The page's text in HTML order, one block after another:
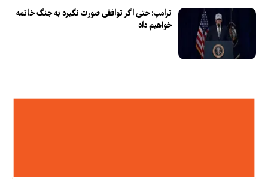
ترامپ: حتی اگر توافقی صورت نگیرد به جنگ خاتمه
خواهیم داد